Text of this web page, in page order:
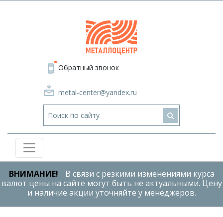
Обратный звонок
metal-center@yandex.ru
ВНИМАНИЕ!
В связи с резкими изменениями курса
валют цены на сайте могут быть не актуальными. Цену
и наличие акции уточняйте у менеджеров.